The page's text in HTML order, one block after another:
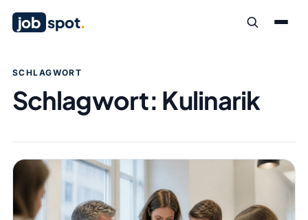
job spot.
SCHLAGWORT
Schlagwort: Kulinarik